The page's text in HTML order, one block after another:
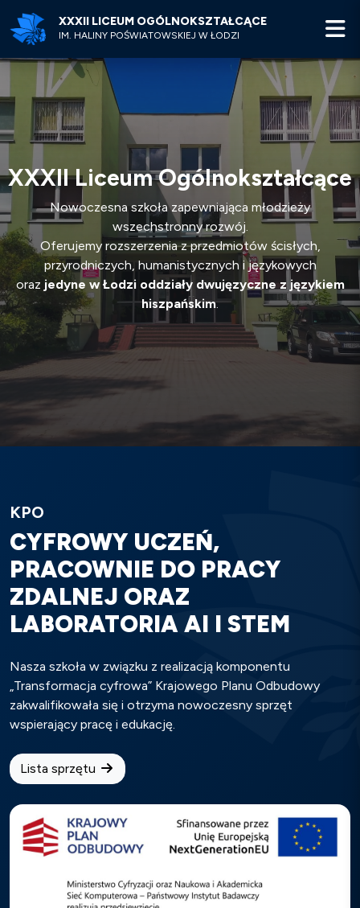
XXXII LICEUM OGÓLNOKSZTAŁCĄCE
IM. HALINY POŚWIATOWSKIEJ W ŁODZI
XXXII Liceum Ogólnokształcące
Nowoczesna szkoła zapewniająca młodzieży
wszechstronny rozwój.
Oferujemy rozszerzenia z przedmiotów ścisłych,
przyrodniczych, humanistycznych i językowych
oraz jedyne w Łodzi oddziały dwujęzyczne z językiem
hiszpańskim.
KPO
CYFROWY UCZEŃ,
PRACOWNIE DO PRACY
ZDALNEJ ORAZ
LABORATORIA AI I STEM
Nasza szkoła w związku z realizacją komponentu
„Transformacja cyfrowa” Krajowego Planu Odbudowy
zakwalifikowała się i otrzyma nowoczesny sprzęt
wspierający pracę i edukację.
Lista sprzętu